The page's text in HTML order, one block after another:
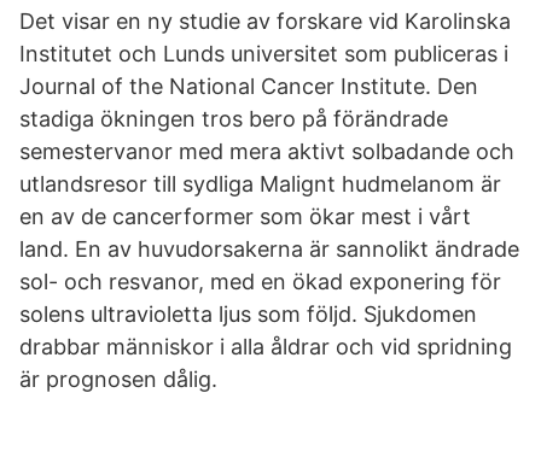
Det visar en ny studie av forskare vid Karolinska
Institutet och Lunds universitet som publiceras i
Journal of the National Cancer Institute. Den
stadiga ökningen tros bero på förändrade
semestervanor med mera aktivt solbadande och
utlandsresor till sydliga Malignt hudmelanom är
en av de cancerformer som ökar mest i vårt
land. En av huvudorsakerna är sannolikt ändrade
sol- och resvanor, med en ökad exponering för
solens ultravioletta ljus som följd. Sjukdomen
drabbar människor i alla åldrar och vid spridning
är prognosen dålig.